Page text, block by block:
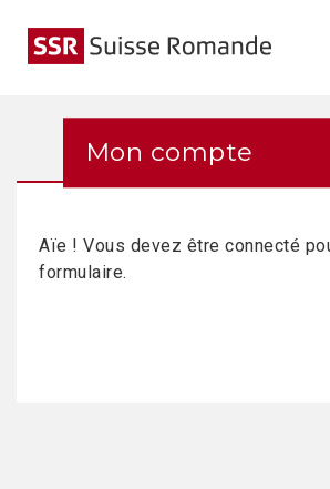
Mon compte
Aïe ! Vous devez être connecté
formulaire.